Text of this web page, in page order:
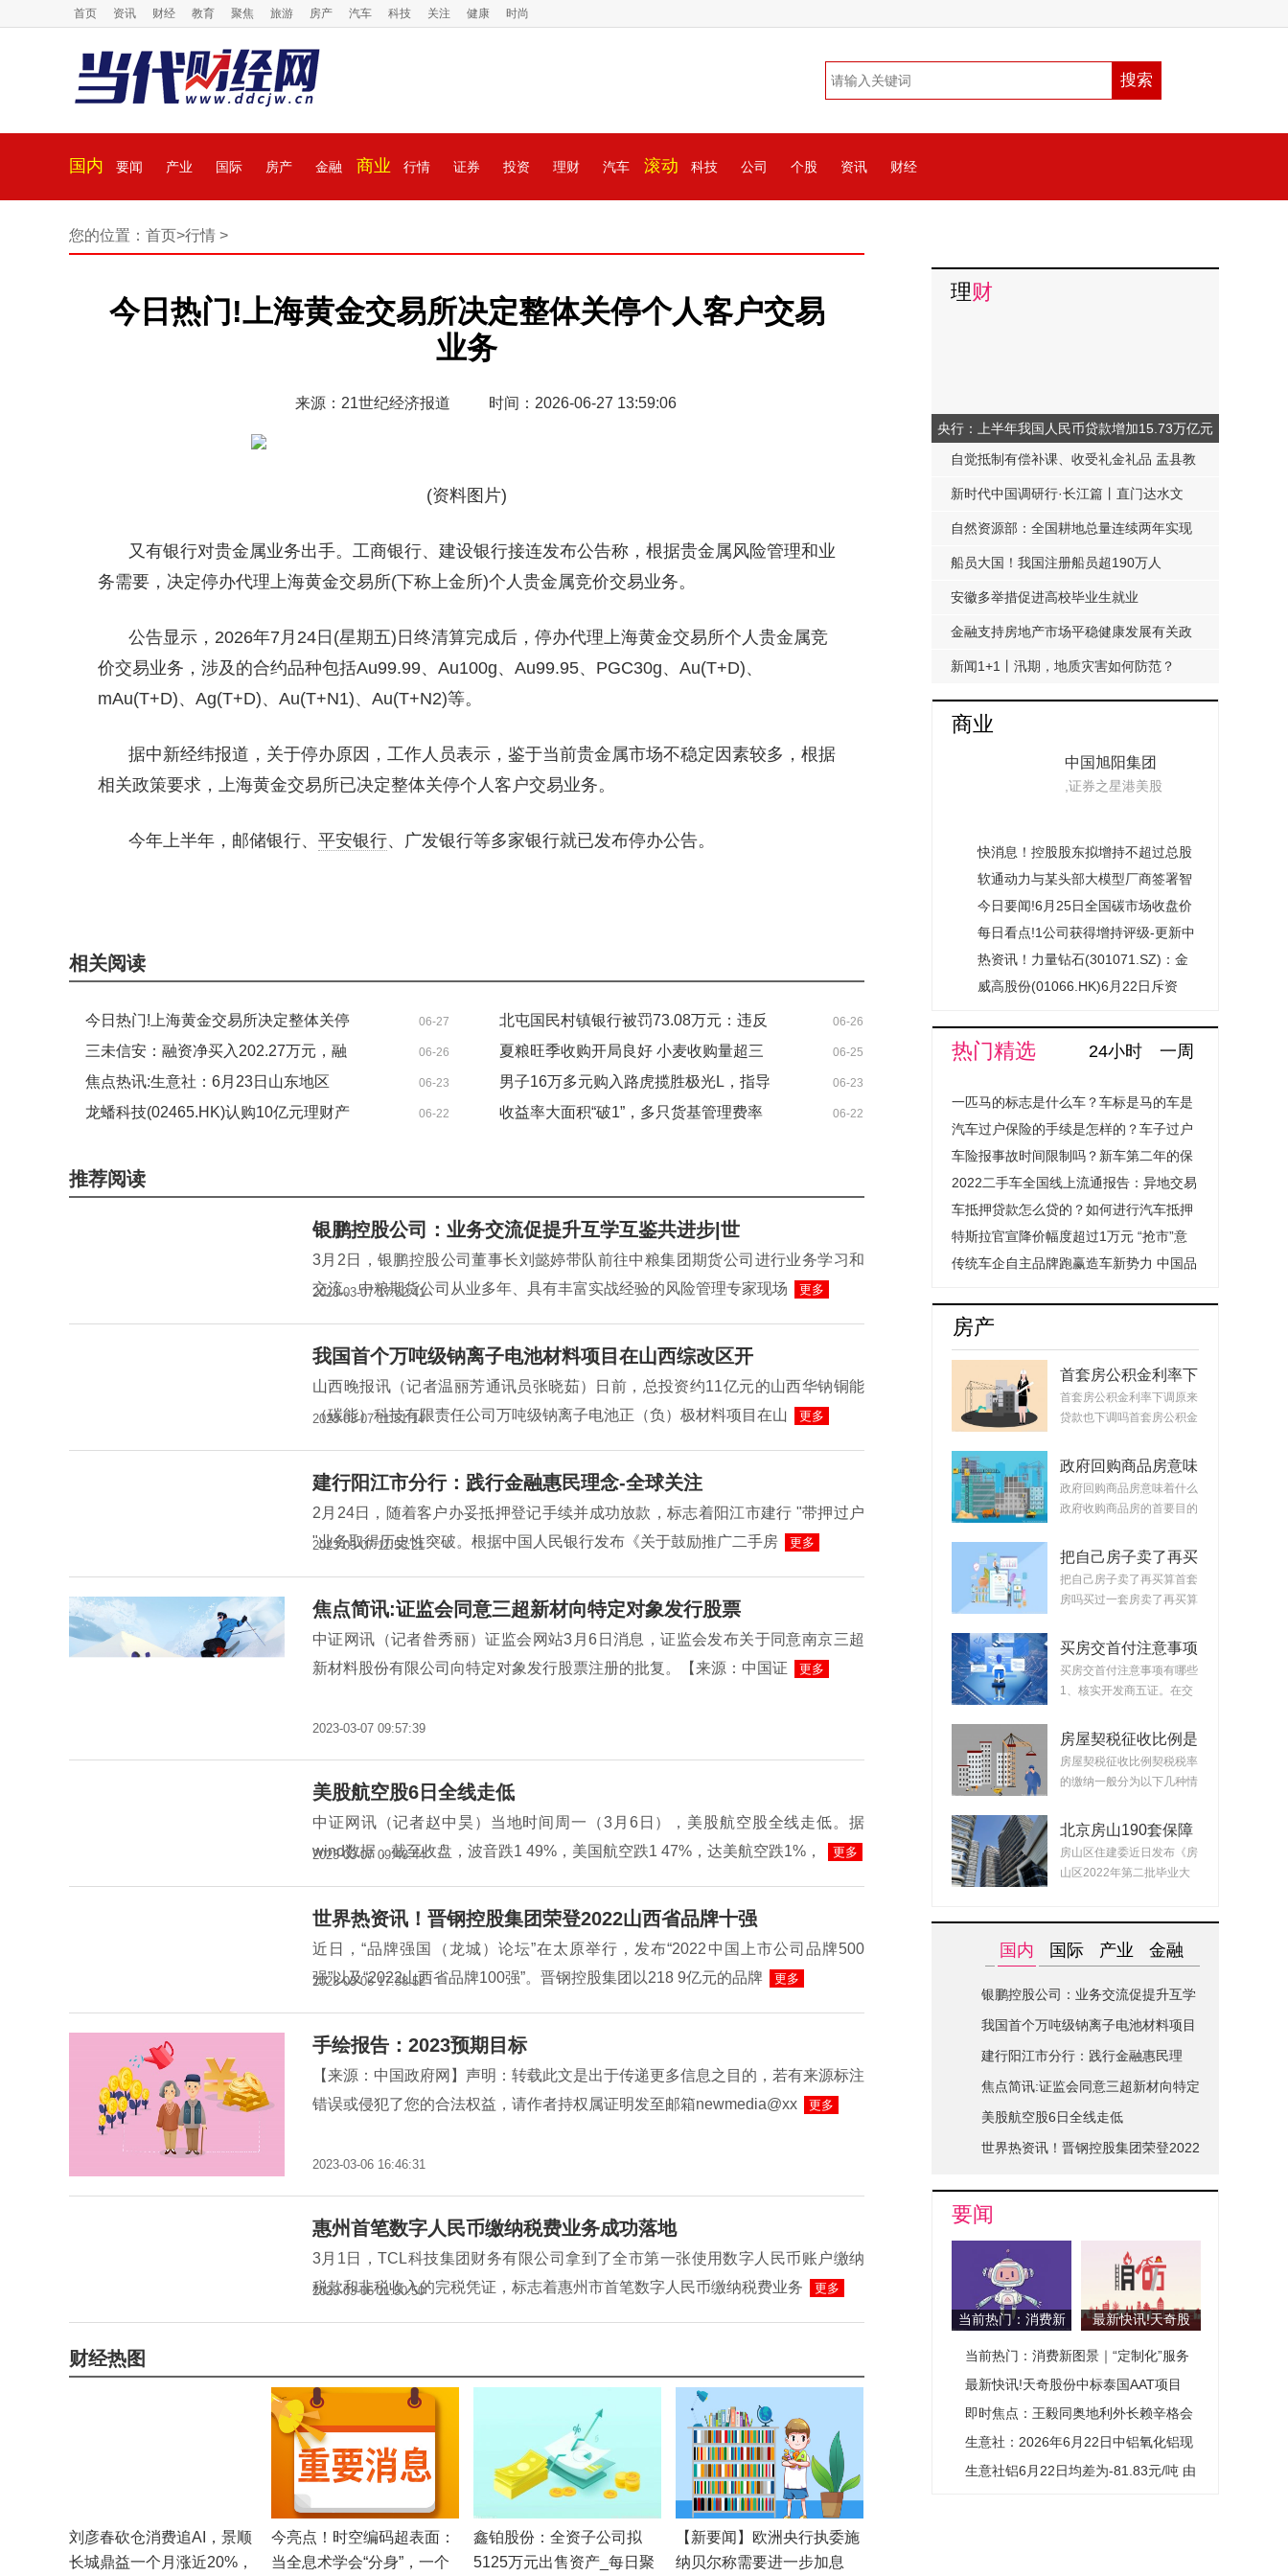
首页 资讯 财经 教育 聚焦 旅游 房产 汽车 科技 关注 健康 时尚
国内 要闻 产业 国际 房产 金融 商业 行情 证券 投资 理财 汽车 滚动 科技 公司 个股 资讯 财经
您的位置： 首页>行情 >
今日热门!上海黄金交易所决定整体关停个人客户交易
业务
来源：21世纪经济报道 时间：2026-06-27 13:59:06
(资料图片)
又有银行对贵金属业务出手。工商银行、建设银行接连发布公告称，根据贵金属风险管理和业
务需要，决定停办代理上海黄金交易所(下称上金所)个人贵金属竞价交易业务。
公告显示，2026年7月24日(星期五)日终清算完成后，停办代理上海黄金交易所个人贵金属竞
价交易业务，涉及的合约品种包括Au99.99、Au100g、Au99.95、PGC30g、Au(T+D)、
mAu(T+D)、Ag(T+D)、Au(T+N1)、Au(T+N2)等。
据中新经纬报道，关于停办原因，工作人员表示，鉴于当前贵金属市场不稳定因素较多，根据
相关政策要求，上海黄金交易所已决定整体关停个人客户交易业务。
今年上半年，邮储银行、 平安银行、广发银行等多家银行就已发布停办公告。
相关阅读
今日热门!上海黄金交易所决定整体关停
个人客户交易业务
06-27
北屯国民村镇银行被罚73.08万元：违反
征信管理规定等
06-26
三未信安：融资净买入202.27万元，融
资余额8109.72万元
06-26
夏粮旺季收购开局良好 小麦收购量超三
千万吨
06-25
焦点热讯:生意社：6月23日山东地区
DMF市场持稳运行
06-23
男子16万多元购入路虎揽胜极光L，指导
价近43万元，因成交价过低，原本1万多
06-23
龙蟠科技(02465.HK)认购10亿元理财产
06-22
收益率大面积“破1”，多只货基管理费率
06-22
推荐阅读
银鹏控股公司：业务交流促提升互学互鉴共进步|世
3月2日，银鹏控股公司董事长刘懿婷带队前往中粮集团期货公司进行业务学习和
交流。中粮期货公司从业多年、具有丰富实战经验的风险管理专家现场
更多
2023-03-07 17:52:41
我国首个万吨级钠离子电池材料项目在山西综改区开
山西晚报讯（记者温丽芳通讯员张晓茹）日前，总投资约11亿元的山西华钠铜能
（碳能）科技有限责任公司万吨级钠离子电池正（负）极材料项目在山
更多
2023-03-07 11:51:14
建行阳江市分行：践行金融惠民理念-全球关注
2月24日，随着客户办妥抵押登记手续并成功放款，标志着阳江市建行 "带押过户
"业务取得历史性突破。根据中国人民银行发布《关于鼓励推广二手房
更多
2023-03-07 11:53:21
焦点简讯:证监会同意三超新材向特定对象发行股票
中证网讯（记者昝秀丽）证监会网站3月6日消息，证监会发布关于同意南京三超
新材料股份有限公司向特定对象发行股票注册的批复。【来源：中国证
更多
2023-03-07 09:57:39
美股航空股6日全线走低
中证网讯（记者赵中昊）当地时间周一（3月6日），美股航空股全线走低。据
wind数据，截至收盘，波音跌1 49%，美国航空跌1 47%，达美航空跌1%，
更多
2023-03-07 09:43:44
世界热资讯！晋钢控股集团荣登2022山西省品牌十强
近日，“品牌强国（龙城）论坛”在太原举行，发布“2022中国上市公司品牌500
强”以及“2022山西省品牌100强”。晋钢控股集团以218 9亿元的品牌
更多
2023-03-06 17:38:52
手绘报告：2023预期目标
【来源：中国政府网】声明：转载此文是出于传递更多信息之目的，若有来源标注
错误或侵犯了您的合法权益，请作者持权属证明发至邮箱newmedia@xx
更多
2023-03-06 16:46:31
惠州首笔数字人民币缴纳税费业务成功落地
3月1日，TCL科技集团财务有限公司拿到了全市第一张使用数字人民币账户缴纳
税款和非税收入的完税凭证，标志着惠州市首笔数字人民币缴纳税费业务
更多
2023-03-06 11:50:50
财经热图
刘彦春砍仓消费追AI，景顺
长城鼎益一个月涨近20%，
今亮点！时空编码超表面：
当全息术学会“分身”，一个
鑫铂股份：全资子公司拟
5125万元出售资产_每日聚
【新要闻】欧洲央行执委施
纳贝尔称需要进一步加息
理财
央行：上半年我国人民币贷款增加15.73万亿元
自觉抵制有偿补课、收受礼金礼品 盂县教
科局发布《工作提醒函》
新时代中国调研行·长江篇丨直门达水文
站：从靠人力蹲点到监测自动化
自然资源部：全国耕地总量连续两年实现
净增加
船员大国！我国注册船员超190万人
安徽多举措促进高校毕业生就业
金融支持房地产市场平稳健康发展有关政
策延期至明年底
新闻1+1丨汛期，地质灾害如何防范？
商业
中国旭阳集团
(01907.HK)：河北
元|最资讯
,证券之星港美股
快消息！控股股东拟增持不超过总股
本2% 云南城投获持续增持支持释放
稳定预期信号
软通动力与某头部大模型厂商签署智
算服务协议
今日要闻!6月25日全国碳市场收盘价
83.12元／吨 较前一日上涨0.53%
每日看点!1公司获得增持评级-更新中
热资讯！力量钻石(301071.SZ)：金
刚石散热材料应用场景尚未达到大规
威高股份(01066.HK)6月22日斥资
热门精选 24小时 一周
一匹马的标志是什么车？车标是马的车是
什么汽车？
汽车过户保险的手续是怎样的？车子过户
保险费用会上涨吗？
车险报事故时间限制吗？新车第二年的保
险怎么买？
2022二手车全国线上流通报告：异地交易
量提升超1.4倍成绝对主流
车抵押贷款怎么贷的？如何进行汽车抵押
贷款程序是怎样的？
特斯拉官宣降价幅度超过1万元 “抢市”意
图明显
传统车企自主品牌跑赢造车新势力 中国品
房产
首套房公积金利率下
调原来贷款也下调
吗？公积金贷款会随
吗？
首套房公积金利率下调原来
贷款也下调吗首套房公积金
政府回购商品房意味
着什么？政府回购安
置房价格如何定？
政府回购商品房意味着什么
政府收购商品房的首要目的
把自己房子卖了再买
算首套房吗？把房子
卖掉再买房子算二套
把自己房子卖了再买算首套
房吗买过一套房卖了再买算
买房交首付注意事项
有哪些？买房交完首
付款后接下来的流程
买房交首付注意事项有哪些
1、核实开发商五证。在交
房屋契税征收比例是
什么？ 2022房产契
税最新政策
房屋契税征收比例契税税率
的缴纳一般分为以下几种情
北京房山190套保障
租赁房面向毕业生配
租 房源均为精装交
房山区住建委近日发布《房
山区2022年第二批毕业大
国内 国际 产业 金融
银鹏控股公司：业务交流促提升互学
互鉴共进步|世界简讯
我国首个万吨级钠离子电池材料项目
在山西综改区开建
建行阳江市分行：践行金融惠民理
念-全球关注
焦点简讯:证监会同意三超新材向特定
对象发行股票的注册申请
美股航空股6日全线走低
世界热资讯！晋钢控股集团荣登2022
要闻
当前热门：消费新
务开辟城市消费新
赛道
最新快讯!天奇股
目
当前热门：消费新图景｜“定制化”服务
开辟城市消费新赛道
最新快讯!天奇股份中标泰国AAT项目
即时焦点：王毅同奥地利外长赖辛格会
谈
生意社：2026年6月22日中铝氧化铝现
货价格小幅上涨
生意社铝6月22日均差为-81.83元/吨 由